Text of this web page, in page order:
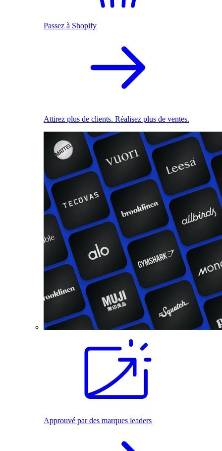
Passez à Shopify
Attirez plus de clients. Réalisez plus de ventes.
Approuvé par des marques leaders